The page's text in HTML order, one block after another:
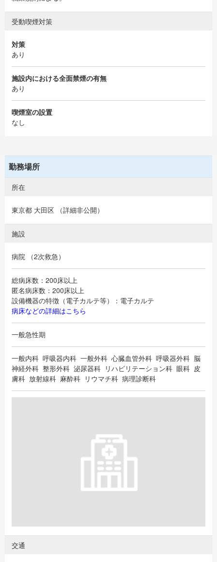
受動喫煙対策
対策
あり
施設内における全面禁煙の有無
あり
喫煙室の設置
なし
勤務場所
所在
東京都 大田区 （詳細非公開）
施設
病院 （2次救急）
総病床数：200床以上
匿名病床数：200床以上
設備機器の特徴（電子カルテ等）：電子カルテ
病床などの詳細はこちら
一般急性期
一般内科 呼吸器内科 一般外科 心臓血管外科 呼吸器外科 脳
神経外科 整形外科 泌尿器科 リハビリテーション科 眼科 皮
膚科 放射線科 麻酔科 リウマチ科 病理診断科
交通